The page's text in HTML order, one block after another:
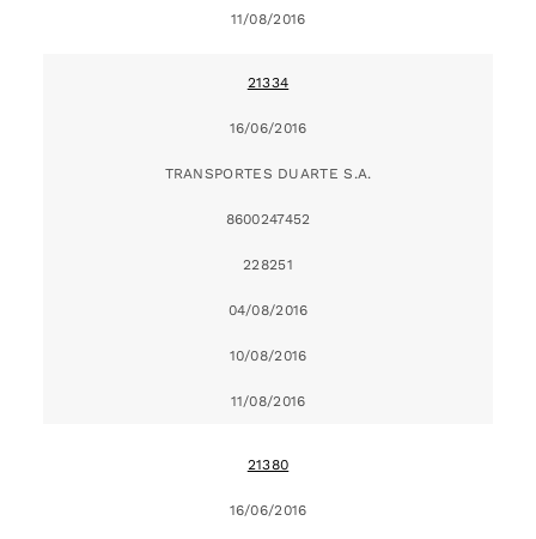
11/08/2016
21334
16/06/2016
TRANSPORTES DUARTE S.A.
8600247452
228251
04/08/2016
10/08/2016
11/08/2016
21380
16/06/2016